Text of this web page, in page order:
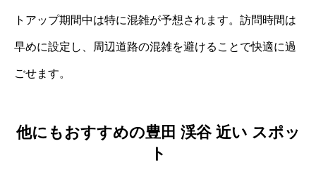
トアップ期間中は特に混雑が予想されます。訪問時間は
早めに設定し、周辺道路の混雑を避けることで快適に過
ごせます。
他にもおすすめの豊田 渓谷 近い スポッ
ト